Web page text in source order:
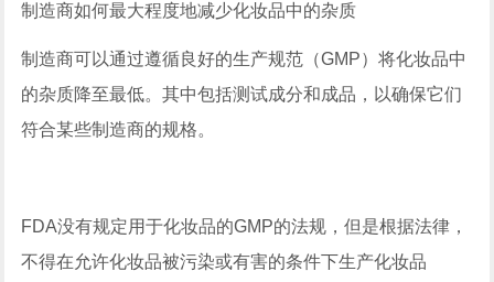
制造商如何最大程度地减少化妆品中的杂质
制造商可以通过遵循良好的生产规范（GMP）将化妆品中
的杂质降至最低。其中包括测试成分和成品，以确保它们
符合某些制造商的规格。
FDA没有规定用于化妆品的GMP的法规，但是根据法律，
不得在允许化妆品被污染或有害的条件下生产化妆品